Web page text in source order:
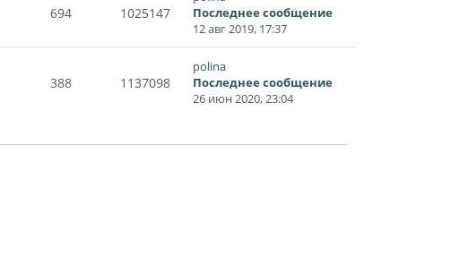
694 1025147
Последнее сообщение
12 авг 2019, 17:37
388 1137098
polina
Последнее сообщение
26 июн 2020, 23:04